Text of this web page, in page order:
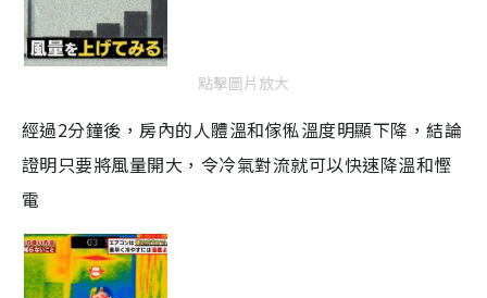
點擊圖片放大
經過2分鐘後，房內的人體溫和傢俬溫度明顯下降，結論
證明只要將風量開大，令冷氣對流就可以快速降溫和慳
電